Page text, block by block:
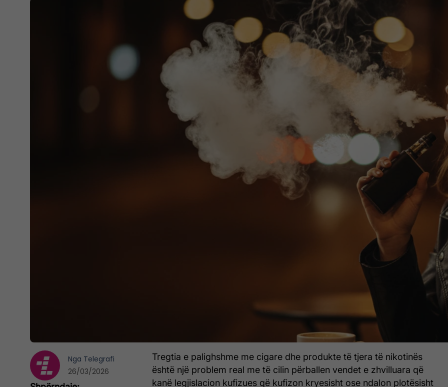
Tregtia e palighshme me cigare dhe produkte të tjera të nikotinës
është një problem real me të cilin përballen vendet e zhvilluara që
kanë legjislacion kufizues që kufizon kryesisht ose ndalon plotësisht
Nga Telegrafi
26/03/2026